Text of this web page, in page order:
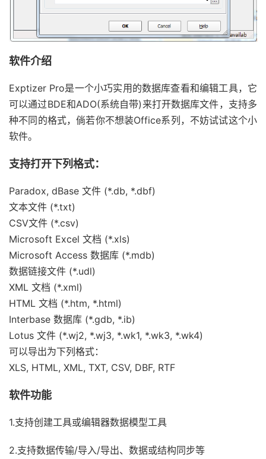
软件介绍
Exptizer Pro是一个小巧实用的数据库查看和编辑工具，它
可以通过BDE和ADO(系统自带)来打开数据库文件，支持多
种不同的格式，倘若你不想装Office系列，不妨试试这个小
软件。
支持打开下列格式：
Paradox, dBase 文件 (*.db, *.dbf)
文本文件 (*.txt)
CSV文件 (*.csv)
Microsoft Excel 文档 (*.xls)
Microsoft Access 数据库 (*.mdb)
数据链接文件 (*.udl)
XML 文档 (*.xml)
HTML 文档 (*.htm, *.html)
Interbase 数据库 (*.gdb, *.ib)
Lotus 文件 (*.wj2, *.wj3, *.wk1, *.wk3, *.wk4)
可以导出为下列格式：
XLS, HTML, XML, TXT, CSV, DBF, RTF
软件功能
1.支持创建工具或编辑器数据模型工具
2.支持数据传输/导入/导出、数据或结构同步等